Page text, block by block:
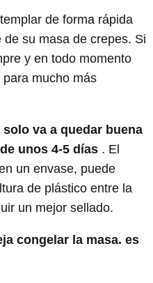
de forma rápida
su masa de crepes. Si
y en todo momento
mucho más
solo va a quedar buena
unos 4-5 días . El
un envase, puede
de plástico entre la
un mejor sellado.
congelar la masa. es